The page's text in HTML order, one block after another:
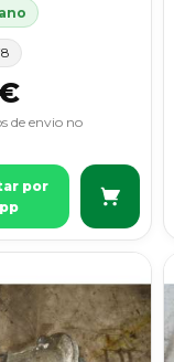
de envio no
por